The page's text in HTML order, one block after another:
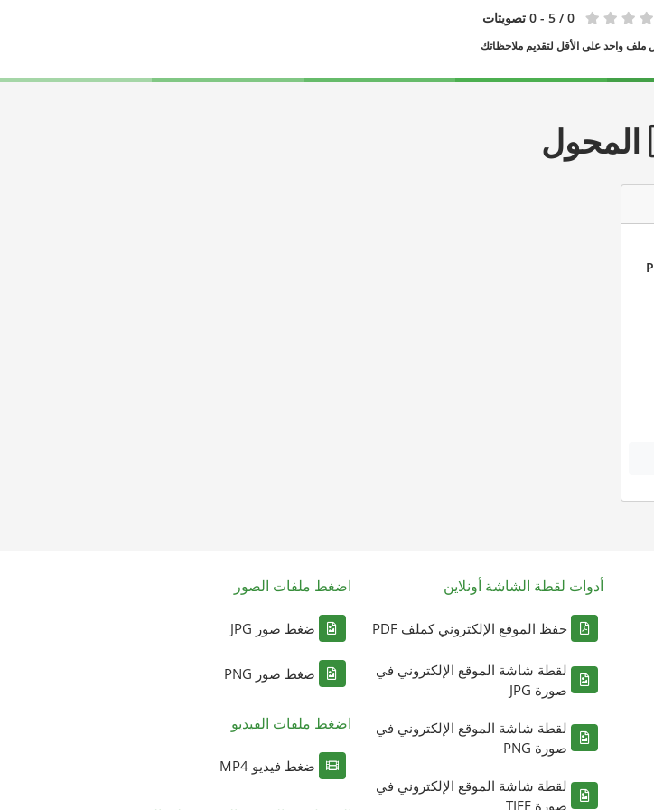
0 / 5 - 0 تصويتات
ملف واحد على الأقل لتقديم ملاحظاتك
المحول
أدوات لقطة الشاشة أونلاين
حفظ الموقع الإلكتروني كملف PDF
لقطة شاشة الموقع الإلكتروني في
صورة JPG
لقطة شاشة الموقع الإلكتروني في
صورة PNG
لقطة شاشة الموقع الإلكتروني في
صورة TIFF
اضغط ملفات الصور
ضغط صور JPG
ضغط صور PNG
اضغط ملفات الفيديو
ضغط فيديو MP4